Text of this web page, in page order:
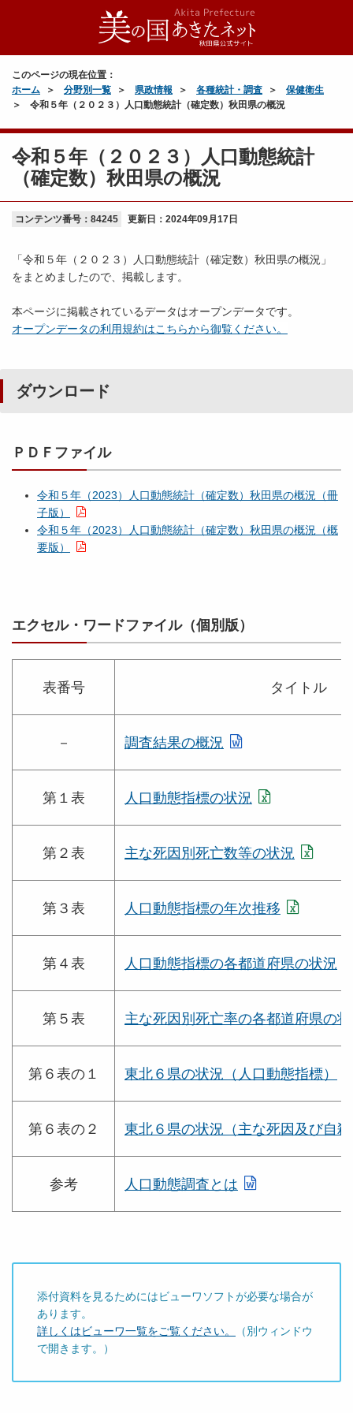
このページの現在位置：
ホーム
分野別一覧 県政情報 各種統計・調査
保健衛生
令和５年（２０２３）人口動態統計（確定数）秋田県の概況
令和５年（２０２３）人口動態統計
（確定数）秋田県の概況
コンテンツ番号：84245 更新日： 2024年09月17日
「令和５年（２０２３）人口動態統計（確定数）秋田県の概況」
をまとめましたので、掲載します。
本ページに掲載されているデータはオープンデータです。
オープンデータの利用規約はこちらから御覧ください。
ダウンロード
ＰＤＦファイル
令和５年（2023）人口動態統計（確定数）秋田県の概況（冊
子版）
令和５年（2023）人口動態統計（確定数）秋田県の概況（概
要版）
エクセル・ワードファイル（個別版）
表番号 タイトル
－ 調査結果の概況
第１表 人口動態指標の状況
第２表 主な死因別死亡数等の状況
第３表 人口動態指標の年次推移
第４表 人口動態指標の各都道府県の状況
第５表 主な死因別死亡率の各都道府県の
第６表の１ 東北６県の状況（人口動態指標）
第６表の２ 東北６県の状況（主な死因及び自
参考 人口動態調査とは
添付資料を見るためにはビューワソフトが必要な場合が
あります。
詳しくはビューワ一覧をご覧ください。
（別ウィンドウ
で開きます。）